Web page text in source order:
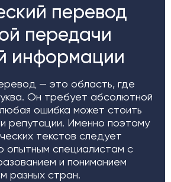
перевод
передачи
информации
— это область, где
Он требует абсолютной
ошибка может стоить
репутации. Именно поэтому
текстов следует
опытным специалистам с
и пониманием
разных стран.